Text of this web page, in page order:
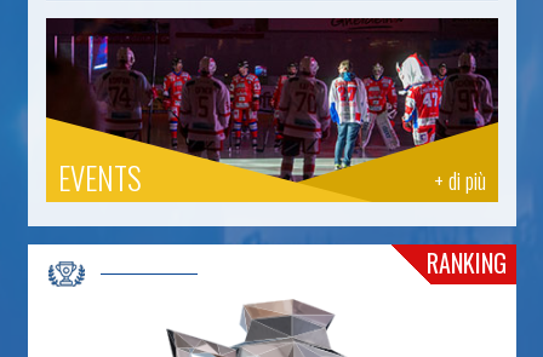
+ di più
EVENTS
RANKING